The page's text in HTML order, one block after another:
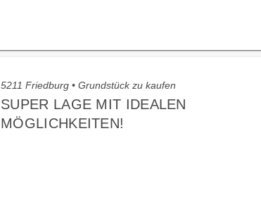
5211 Friedburg • Grundstück zu kaufen
SUPER LAGE MIT IDEALEN
MÖGLICHKEITEN!